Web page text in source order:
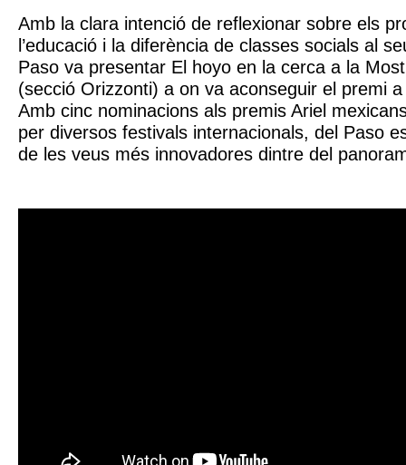
Amb la clara intenció de reflexionar sobre els
l’educació i la diferència de classes socials al
Paso va presentar El hoyo en la cerca a la
(secció Orizzonti) a on va aconseguir el premi
Amb cinc nominacions als premis Ariel
per diversos festivals internacionals, del Paso
de les veus més innovadores dintre del